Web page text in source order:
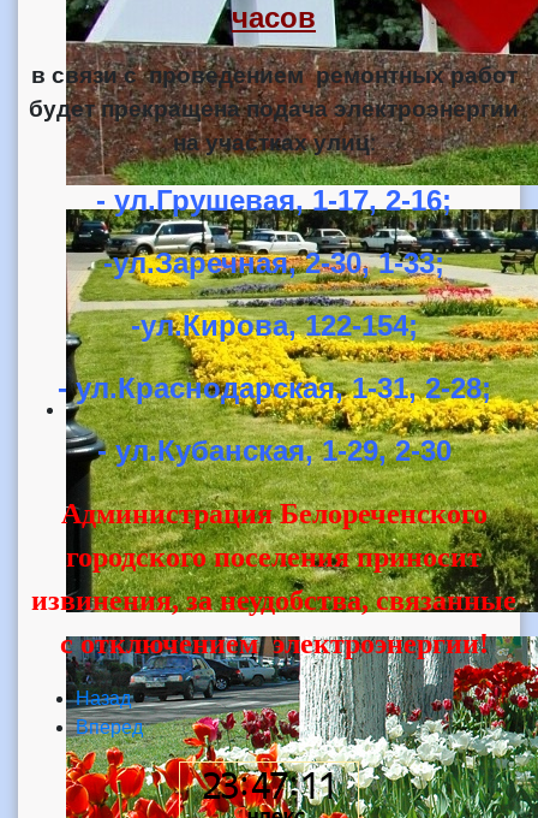
часов
в связи с проведением ремонтных работ
будет прекращена подача электроэнергии
на участках улиц:
- ул.Грушевая, 1-17, 2-16;
-ул.Заречная, 2-30, 1-33;
-ул.Кирова, 122-154;
- ул.Краснодарская, 1-31, 2-28;
- ул.Кубанская, 1-29, 2-30
Администрация Белореченского
городского поселения приносит
извинения, за неудобства, связанные
с отключением электроэнергии!
Назад
Вперед